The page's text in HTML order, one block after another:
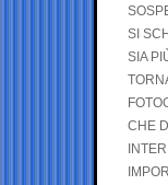
SI
SIA
CHE